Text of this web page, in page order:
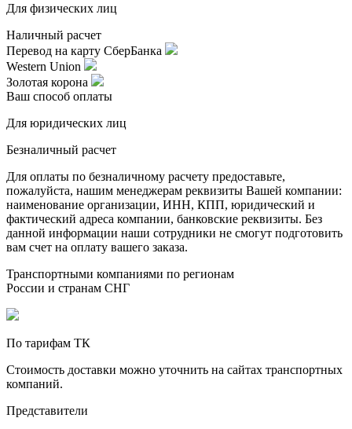
Для физических лиц
Наличный расчет
Перевод на карту СберБанка
Western Union
Золотая корона
Ваш способ оплаты
Для юридических лиц
Безналичный расчет
Для оплаты по безналичному расчету предоставьте,
пожалуйста, нашим менеджерам реквизиты Вашей компании:
наименование организации, ИНН, КПП, юридический и
фактический адреса компании, банковские реквизиты. Без
данной информации наши сотрудники не смогут подготовить
вам счет на оплату вашего заказа.
Транспортными компаниями по регионам
России и странам СНГ
По тарифам ТК
Стоимость доставки можно уточнить на сайтах транспортных
компаний.
Представители